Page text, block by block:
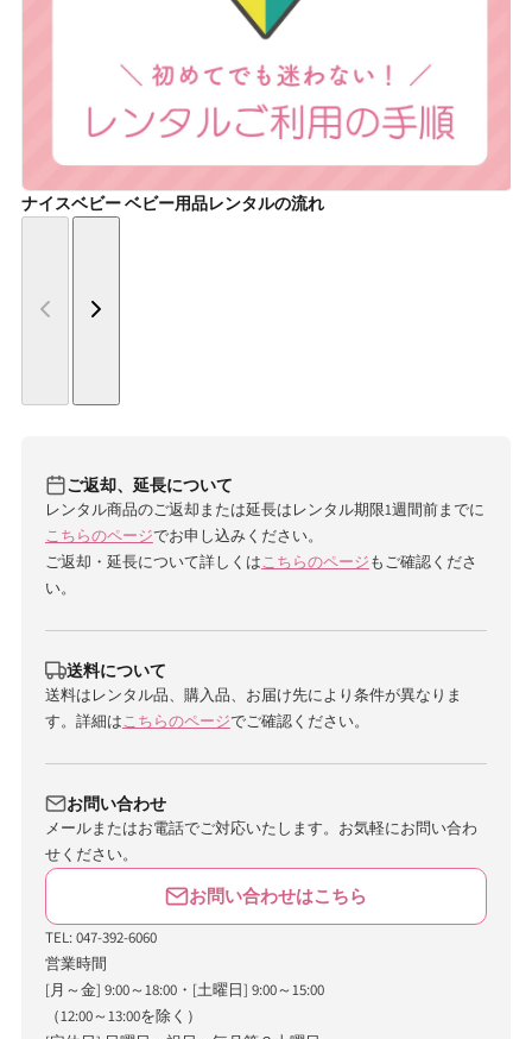
ナイスベビー ベビー用品レンタルの流れ
ご返却、延長について
レンタル商品のご返却または延長はレンタル期限1週間前までに
こちらのページでお申し込みください。
ご返却・延長について詳しくはこちらのページもご確認くださ
い。
送料について
送料はレンタル品、購入品、お届け先により条件が異なりま
す。詳細はこちらのページでご確認ください。
お問い合わせ
メールまたはお電話でご対応いたします。お気軽にお問い合わ
せください。
お問い合わせはこちら
TEL: 047-392-6060
営業時間
[月～金] 9:00～18:00・[土曜日] 9:00～15:00
（12:00～13:00を除く）